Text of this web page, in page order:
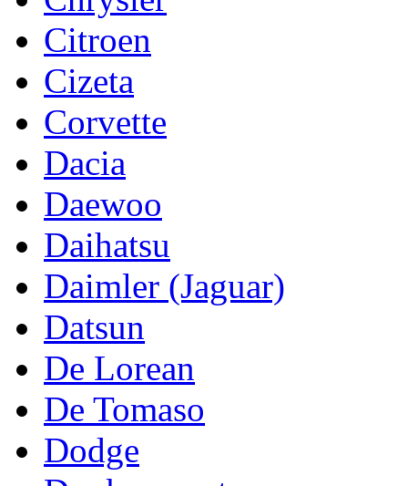
Citroen
Cizeta
Corvette
Dacia
Daewoo
Daihatsu
Daimler (Jaguar)
Datsun
De Lorean
De Tomaso
Dodge